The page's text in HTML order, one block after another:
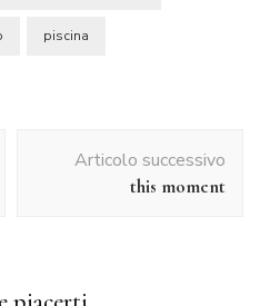
piscina
Articolo successivo
this moment